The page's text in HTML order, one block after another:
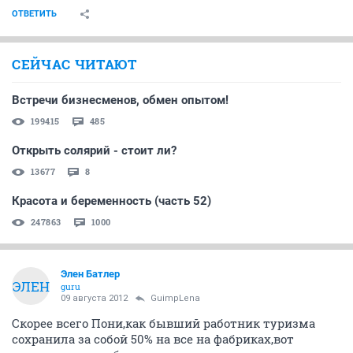
ОТВЕТИТЬ
СЕЙЧАС ЧИТАЮТ
Встречи бизнесменов, обмен опытом!
199415 485
Открыть солярий - стоит ли?
13677 8
Красота и беременность (часть 52)
247863 1000
ЭЛЕН
Элен Батлер
guru
09 августа 2012 GuimpLena
Скорее всего Пони,как бывший работник туризма
сохранила за собой 50% на все на фабриках,вот